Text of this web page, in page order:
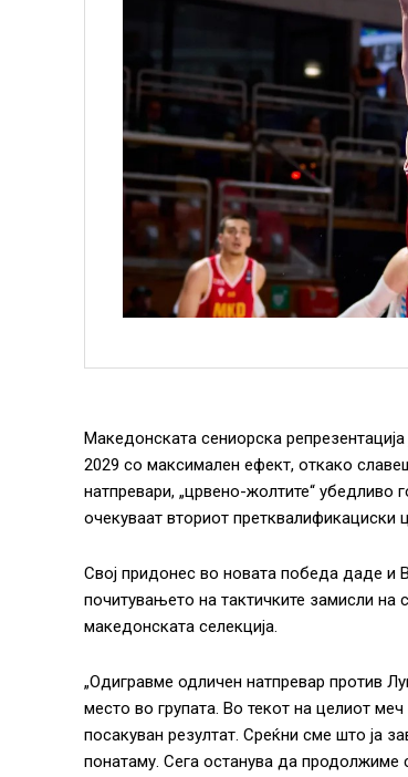
Македонската сениорска
2029 со максимален ефект, откако
натпревари, „црвено-жолтите“ убедливо
очекуваат вториот претквалификациски
Свој придонес во новата победа даде и
почитувањето на тактичките замисли
македонската селекција.
„Одигравме одличен натпревар против
место во групата. Во текот на целиот
посакуван резултат. Среќни сме што ја
понатаму. Сега останува да продолжиме